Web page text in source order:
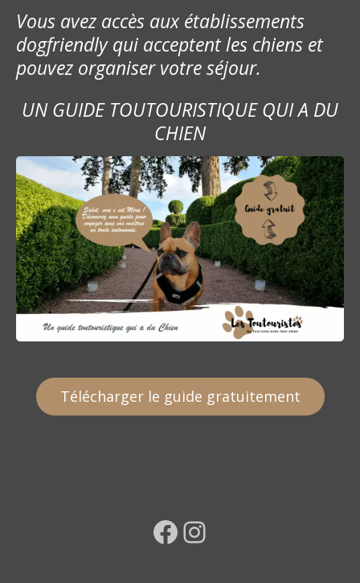
m
e
s
a
g
e
s
Vous avez accès aux établissements
dogfriendly qui acceptent les chiens et
pouvez organiser votre séjour.
UN GUIDE TOUTOURISTIQUE QUI A DU
CHIEN
Télécharger le guide gratuitement
Facebook Instagram